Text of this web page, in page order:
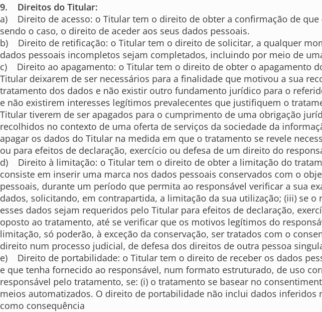
9. Direitos do Titular:
a) Direito de acesso: o Titular tem o direito de obter a confirmação de
sendo o caso, o direito de aceder aos seus dados pessoais.
b) Direito de retificação: o Titular tem o direito de solicitar, a qualquer
dados pessoais incompletos sejam completados, incluindo por meio de
c) Direito ao apagamento: o Titular tem o direito de obter o apagamento
Titular deixarem de ser necessários para a finalidade que motivou a sua
tratamento dos dados e não existir outro fundamento jurídico para o
e não existirem interesses legítimos prevalecentes que justifiquem o
Titular tiverem de ser apagados para o cumprimento de uma obrigação
recolhidos no contexto de uma oferta de serviços da sociedade da
apagar os dados do Titular na medida em que o tratamento se revele
ou para efeitos de declaração, exercício ou defesa de um direito do
d) Direito à limitação: o Titular tem o direito de obter a limitação do
consiste em inserir uma marca nos dados pessoais conservados com o
pessoais, durante um período que permita ao responsável verificar a sua
dados, solicitando, em contrapartida, a limitação da sua utilização; (iii) se
esses dados sejam requeridos pelo Titular para efeitos de declaração,
oposto ao tratamento, até se verificar que os motivos legítimos do
limitação, só poderão, à exceção da conservação, ser tratados com o
direito num processo judicial, de defesa dos direitos de outra pessoa
e) Direito de portabilidade: o Titular tem o direito de receber os dados
e que tenha fornecido ao responsável, num formato estruturado, de uso
responsável pelo tratamento, se: (i) o tratamento se basear no
meios automatizados. O direito de portabilidade não inclui dados
como consequência